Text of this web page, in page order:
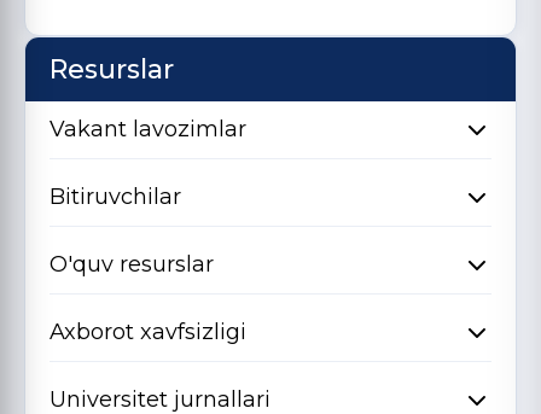
Resurslar
Vakant lavozimlar
Bitiruvchilar
O'quv resurslar
Axborot xavfsizligi
Universitet jurnallari